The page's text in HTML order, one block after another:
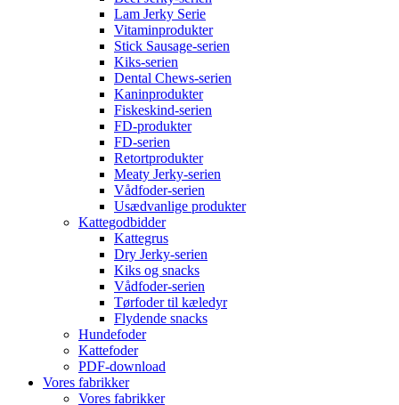
Lam Jerky Serie
Vitaminprodukter
Stick Sausage-serien
Kiks-serien
Dental Chews-serien
Kaninprodukter
Fiskeskind-serien
FD-produkter
FD-serien
Retortprodukter
Meaty Jerky-serien
Vådfoder-serien
Usædvanlige produkter
Kattegodbidder
Kattegrus
Dry Jerky-serien
Kiks og snacks
Vådfoder-serien
Tørfoder til kæledyr
Flydende snacks
Hundefoder
Kattefoder
PDF-download
Vores fabrikker
Vores fabrikker